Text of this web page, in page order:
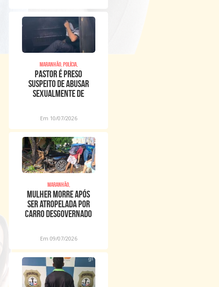
Maranhão, Polícia,
Pastor é preso
suspeito de abusar
sexualmente de
Em 10/07/2026
Maranhão,
Mulher morre após
ser atropelada por
carro desgovernado
Em 09/07/2026